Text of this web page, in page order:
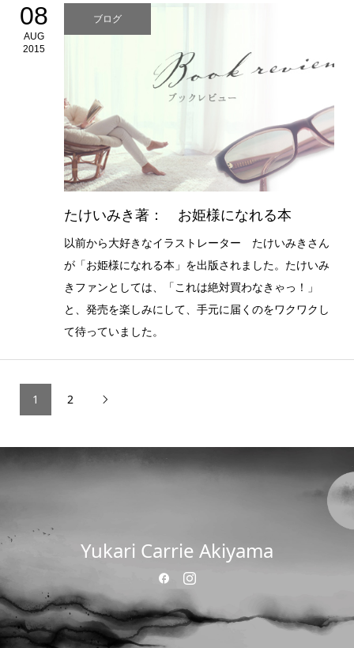
08
AUG
2015
ブログ
たけいみき著： お姫様になれる本
以前から大好きなイラストレーター たけいみきさん
が「お姫様になれる本」を出版されました。たけいみ
きファンとしては、「これは絶対買わなきゃっ！」
と、発売を楽しみにして、手元に届くのをワクワクし
て待っていました。
1 2 
Yukari Carrie Akiyama